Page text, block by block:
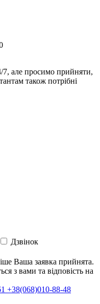
7, але просимо прийняти,
також потрібні
Дзвінок
Ваша заявка прийнята.
з вами та відповість на
+38(068)010-88-48